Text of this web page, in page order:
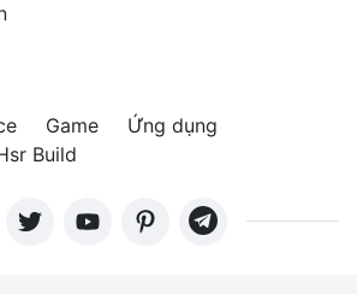
Game
Ứng dụng
Build